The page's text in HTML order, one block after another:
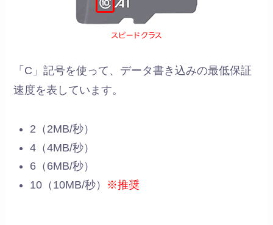
「C」記号を使って、データ書き込みの最低保証
速度を表しています。
2（2MB/秒）
4（4MB/秒）
6（6MB/秒）
10（10MB/秒） ※推奨